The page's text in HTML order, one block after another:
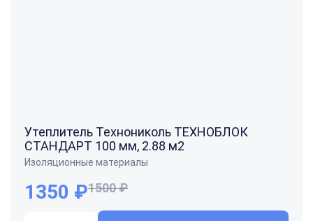
Утеплитель Технониколь ТЕХНОБЛОК
СТАНДАРТ 100 мм, 2.88 м2
Изоляционные материалы
1350 ₽1500 ₽